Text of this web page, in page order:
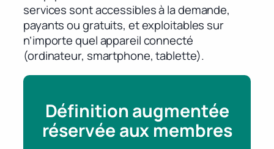
services sont accessibles à la demande,
payants ou gratuits, et exploitables sur
n’importe quel appareil connecté
(ordinateur, smartphone, tablette).
Définition augmentée
réservée aux membres